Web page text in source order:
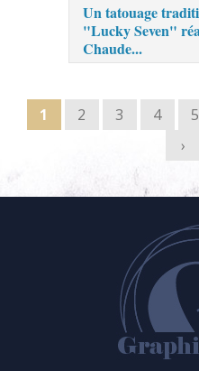
Un tatouage
"Lucky Seven"
Chaude...
Pages
1 2 3 4 5
›